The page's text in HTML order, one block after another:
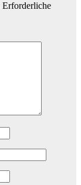
Erforderliche